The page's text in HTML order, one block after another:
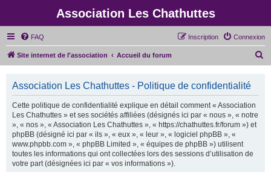
Association Les Chathuttes
FAQ Connexion
Inscription
Site internet de l'association Accueil du forum
Association Les Chathuttes - Politique de confidentialité
Cette politique de confidentialité explique en détail comment « Association
Les Chathuttes » et ses sociétés affiliées (désignés ici par « nous », « notre
», « nos », « Association Les Chathuttes », « https://chathuttes.fr/forum ») et
phpBB (désigné ici par « ils », « eux », « leur », « logiciel phpBB », «
www.phpbb.com », « phpBB Limited », « équipes de phpBB ») utilisent
toutes les informations qui ont collectées lors des sessions d’utilisation de
votre part (désignées ici par « vos informations »).